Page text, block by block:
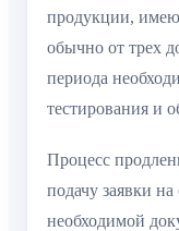
продукции,
обычно от трех
периода
тестирования и
Процесс
подачу заявки
необходимой